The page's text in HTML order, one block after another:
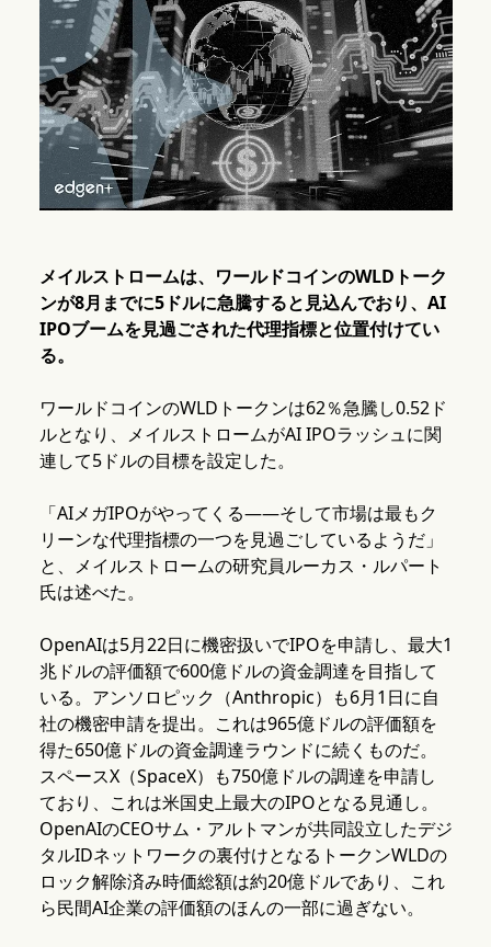
メイルストロームは、ワールドコインのWLDトーク
ンが8月までに5ドルに急騰すると見込んでおり、AI
IPOブームを見過ごされた代理指標と位置付けてい
る。
ワールドコインのWLDトークンは62％急騰し0.52ド
ルとなり、メイルストロームがAI IPOラッシュに関
連して5ドルの目標を設定した。
「AIメガIPOがやってくる——そして市場は最もク
リーンな代理指標の一つを見過ごしているようだ」
と、メイルストロームの研究員ルーカス・ルパート
氏は述べた。
OpenAIは5月22日に機密扱いでIPOを申請し、最大1
兆ドルの評価額で600億ドルの資金調達を目指して
いる。アンソロピック（Anthropic）も6月1日に自
社の機密申請を提出。これは965億ドルの評価額を
得た650億ドルの資金調達ラウンドに続くものだ。
スペースX（SpaceX）も750億ドルの調達を申請し
ており、これは米国史上最大のIPOとなる見通し。
OpenAIのCEOサム・アルトマンが共同設立したデジ
タルIDネットワークの裏付けとなるトークンWLDの
ロック解除済み時価総額は約20億ドルであり、これ
ら民間AI企業の評価額のほんの一部に過ぎない。